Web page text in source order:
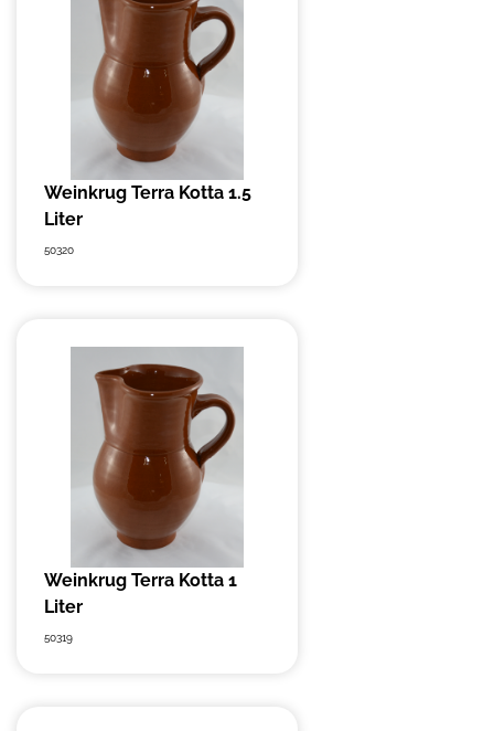
Weinkrug Terra Kotta 1.5
Liter
50320
Weinkrug Terra Kotta 1
Liter
50319